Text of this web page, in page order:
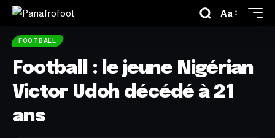
Aa
FOOTBALL
Football : le jeune Nigérian
Victor Udoh décédé à 21
ans